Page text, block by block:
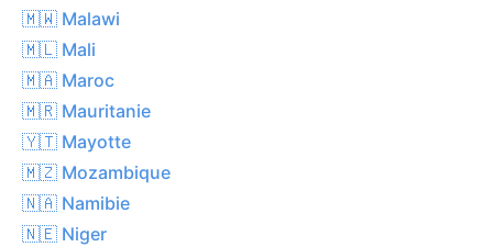
🇲🇼 Malawi
🇲🇱 Mali
🇲🇦 Maroc
🇲🇷 Mauritanie
🇾🇹 Mayotte
🇲🇿 Mozambique
🇳🇦 Namibie
🇳🇪 Niger